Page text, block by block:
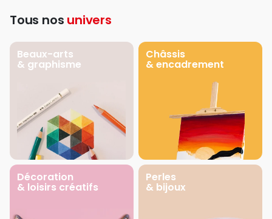
Tous nos univers
Beaux-arts
& graphisme
Châssis
& encadrement
Décoration
& loisirs créatifs
Perles
& bijoux